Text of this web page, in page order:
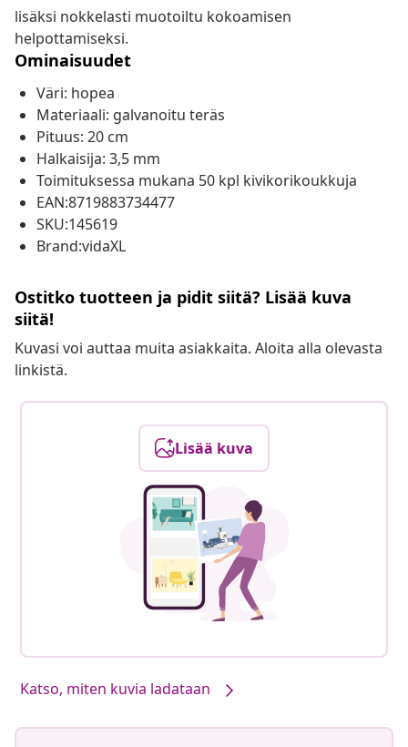
lisäksi nokkelasti muotoiltu kokoamisen
helpottamiseksi.
Ominaisuudet
Väri: hopea
Materiaali: galvanoitu teräs
Pituus: 20 cm
Halkaisija: 3,5 mm
Toimituksessa mukana 50 kpl kivikorikoukkuja
EAN:8719883734477
SKU:145619
Brand:vidaXL
Ostitko tuotteen ja pidit siitä? Lisää kuva
siitä!
Kuvasi voi auttaa muita asiakkaita. Aloita alla olevasta
linkistä.
Lisää kuva
Katso, miten kuvia ladataan